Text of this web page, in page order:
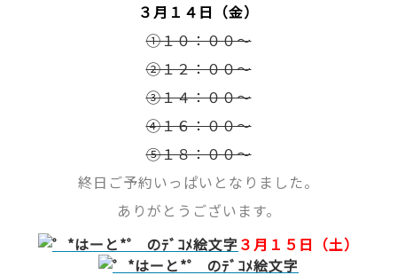
３月１４日（金）
①１０：００～
②１２：００～
③１４：００～
④１６：００～
⑤１８：００～
終日ご予約いっぱいとなりました。
ありがとうございます。
３月１５日（土）